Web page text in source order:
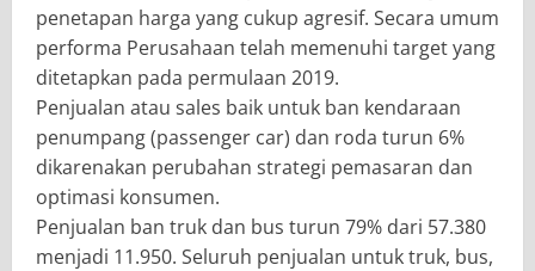
penetapan harga yang cukup agresif. Secara umum
performa Perusahaan telah memenuhi target yang
ditetapkan pada permulaan 2019.
Penjualan atau sales baik untuk ban kendaraan
penumpang (passenger car) dan roda turun 6%
dikarenakan perubahan strategi pemasaran dan
optimasi konsumen.
Penjualan ban truk dan bus turun 79% dari 57.380
menjadi 11.950. Seluruh penjualan untuk truk, bus,